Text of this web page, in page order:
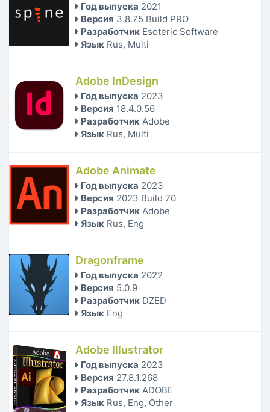
Год выпуска 2021
Версия 3.8.75 Build PRO
Разработчик Esoteric Software
Язык Rus, Multi
Adobe InDesign
Год выпуска 2023
Версия 18.4.0.56
Разработчик Adobe
Язык Rus, Multi
Adobe Animate
Год выпуска 2023
Версия 2023 Build 70
Разработчик Adobe
Язык Rus, Eng
Dragonframe
Год выпуска 2022
Версия 5.0.9
Разработчик DZED
Язык Eng
Adobe Illustrator
Год выпуска 2023
Версия 27.8.1.268
Разработчик ADOBE
Язык Rus, Eng, Other